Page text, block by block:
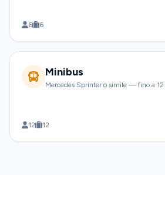
6 6
Minibus
Mercedes Sprinter o simile — fino a 12
12 12